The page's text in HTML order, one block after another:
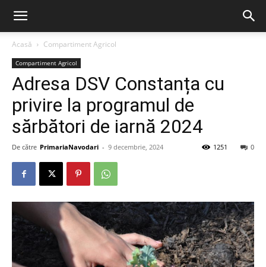
Acasă Compartiment Agricol
Compartiment Agricol
Adresa DSV Constanța cu
privire la programul de
sărbători de iarnă 2024
De către PrimariaNavodari - 9 decembrie, 2024 0
1251